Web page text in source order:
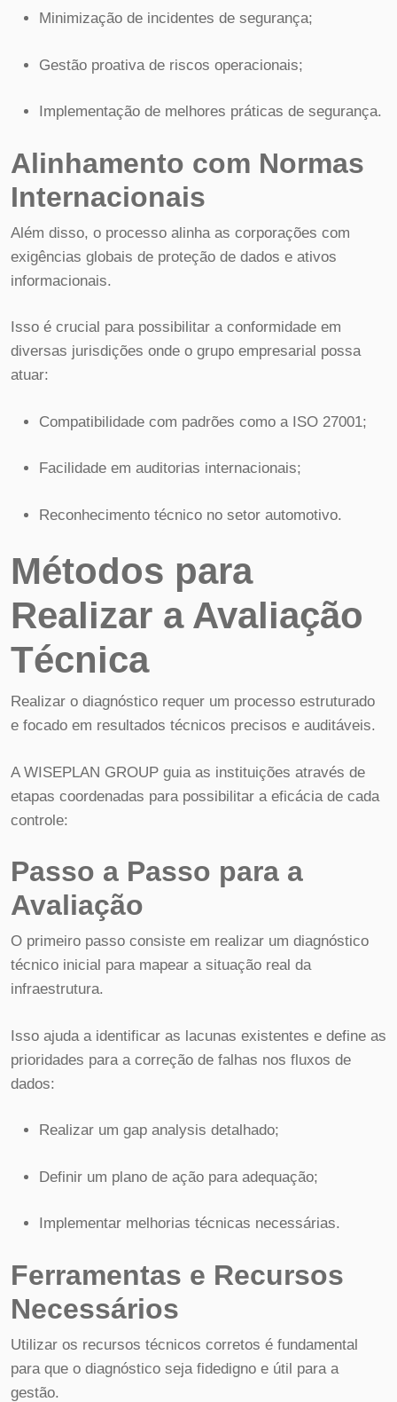
Minimização de incidentes de segurança;
Gestão proativa de riscos operacionais;
Implementação de melhores práticas de segurança.
Alinhamento com Normas
Internacionais
Além disso, o processo alinha as corporações com
exigências globais de proteção de dados e ativos
informacionais.
Isso é crucial para possibilitar a conformidade em
diversas jurisdições onde o grupo empresarial possa
atuar:
Compatibilidade com padrões como a ISO 27001;
Facilidade em auditorias internacionais;
Reconhecimento técnico no setor automotivo.
Métodos para
Realizar a Avaliação
Técnica
Realizar o diagnóstico requer um processo estruturado
e focado em resultados técnicos precisos e auditáveis.
A WISEPLAN GROUP guia as instituições através de
etapas coordenadas para possibilitar a eficácia de cada
controle:
Passo a Passo para a
Avaliação
O primeiro passo consiste em realizar um diagnóstico
técnico inicial para mapear a situação real da
infraestrutura.
Isso ajuda a identificar as lacunas existentes e define as
prioridades para a correção de falhas nos fluxos de
dados:
Realizar um gap analysis detalhado;
Definir um plano de ação para adequação;
Implementar melhorias técnicas necessárias.
Ferramentas e Recursos
Necessários
Utilizar os recursos técnicos corretos é fundamental
para que o diagnóstico seja fidedigno e útil para a
gestão.